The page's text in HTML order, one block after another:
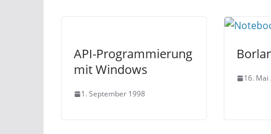
API-Programmierung
mit Windows
1. September 1998
16. Mai